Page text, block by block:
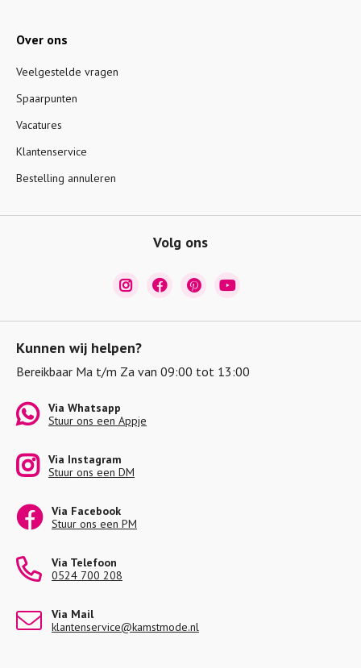
Kunnen wij helpen?
Bereikbaar Ma t/m Za van 09:00 tot 13:00
Via Whatsapp
Stuur ons een Appje
Via Instagram
Stuur ons een DM
Via Facebook
Stuur ons een PM
Via Telefoon
0524 700 208
Via Mail
klantenservice@kamstmode.nl
Over ons
Veelgestelde vragen
Spaarpunten
Vacatures
Klantenservice
Bestelling annuleren
Volg ons